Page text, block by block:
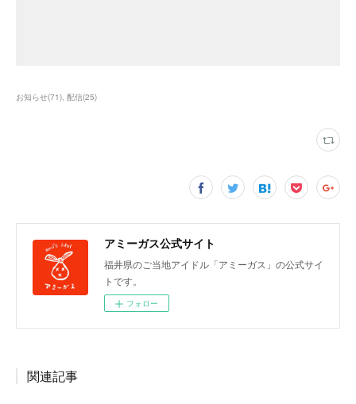
お知らせ(71) 配信(25)
アミーガス公式サイト
福井県のご当地アイドル「アミーガス」の公式サイ
トです。
フォロー
関連記事